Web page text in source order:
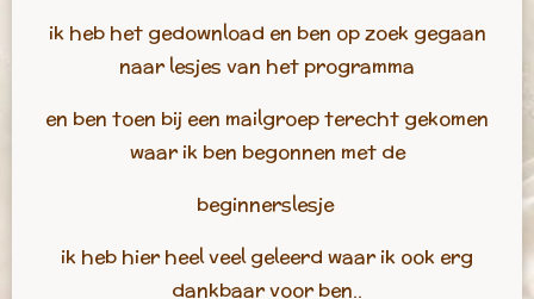
ik heb het gedownload en ben op zoek gegaan
naar lesjes van het programma
en ben toen bij een mailgroep terecht gekomen
waar ik ben begonnen met de
beginnerslesje
ik heb hier heel veel geleerd waar ik ook erg
dankbaar voor ben..